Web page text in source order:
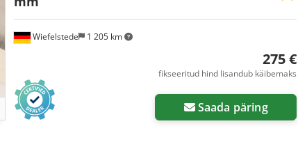
Wiefelstede 1 205 km
275 €
fikseeritud hind lisandub käibemaks
Saada päring